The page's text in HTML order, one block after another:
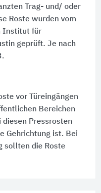
Trag- und/ oder
Roste wurden vom
Institut für
geprüft. Je nach
vor Türeingängen
Bereichen
diesen Pressrosten
Gehrichtung ist. Bei
sollten die Roste